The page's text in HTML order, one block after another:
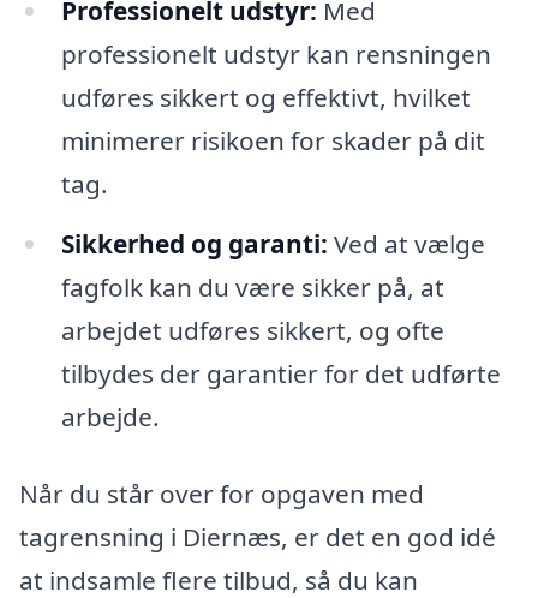
Professionelt udstyr: Med
professionelt udstyr kan rensningen
udføres sikkert og effektivt, hvilket
minimerer risikoen for skader på dit
tag.
Sikkerhed og garanti: Ved at vælge
fagfolk kan du være sikker på, at
arbejdet udføres sikkert, og ofte
tilbydes der garantier for det udførte
arbejde.
Når du står over for opgaven med
tagrensning i Diernæs, er det en god idé
at indsamle flere tilbud, så du kan